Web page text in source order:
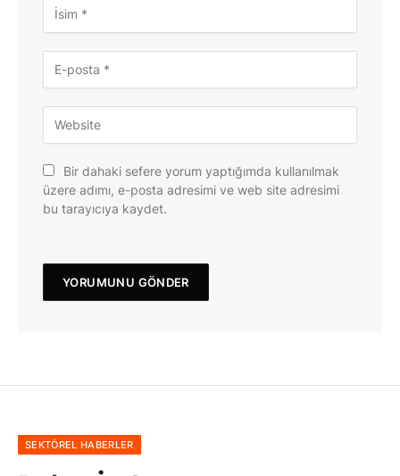
Bir dahaki sefere yorum yaptığımda kullanılmak
üzere adımı, e-posta adresimi ve web site adresimi
bu tarayıcıya kaydet.
SEKTÖREL HABERLER